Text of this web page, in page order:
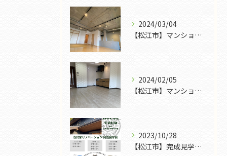
2024/03/04
【松江市】マンションリフォーム｜FROG POWER
2024/02/05
【松江市】マンションリフォームも色々｜FROG POWER
2023/10/28
【松江市】完成見学会｜FROG POWER